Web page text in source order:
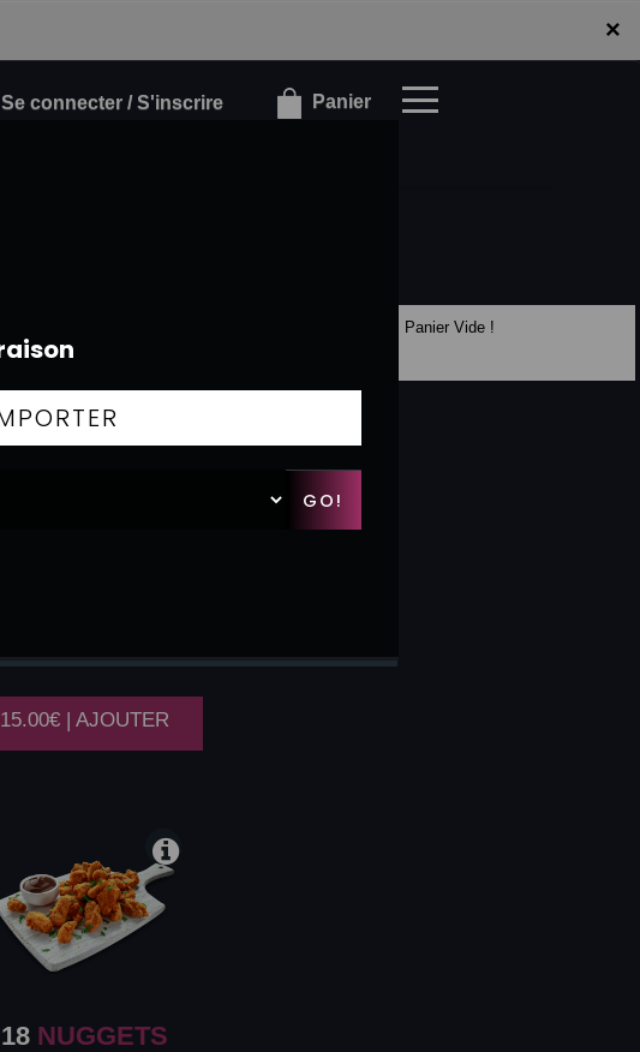
×
Se connecter / S'inscrire Panier
×
WINGS
15.00€ | AJOUTER
18 NUGGETS
Panier Vide !